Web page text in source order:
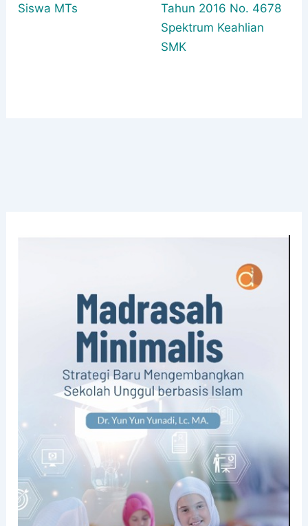
Siswa MTs
Tahun 2016 No. 4678
Spektrum Keahlian
SMK